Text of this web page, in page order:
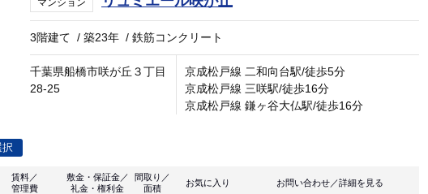
マンション
3階建て /築23年 /鉄筋コンクリート
千葉県船橋市咲が丘３丁目
28-25
京成松戸線 二和向台駅/徒歩5分
京成松戸線 三咲駅/徒歩16分
京成松戸線 鎌ヶ谷大仏駅/徒歩16分
賃料／
管理費
敷金・保証金／
礼金・権利金
間取り／
面積
お気に入り お問い合わせ／詳細を見る